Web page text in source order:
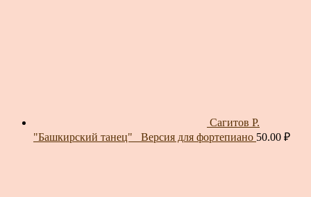
Сагитов Р.
"Башкирский танец"_ Версия для фортепиано 50.00 ₽